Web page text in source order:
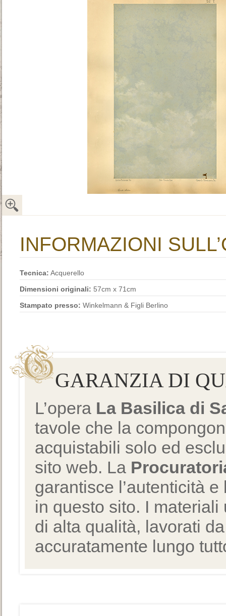
INFORMAZIONI
Tecnica: Acquerello
Dimensioni originali: 57cm x 71cm
Stampato presso: Winkelmann & Figli Berlino
GARANZIA DI
L’opera La Basilica di
tavole che la
acquistabili solo ed
sito web. La
garantisce l’autenticità
in questo sito. I
di alta qualità, lavorati
accuratamente lungo